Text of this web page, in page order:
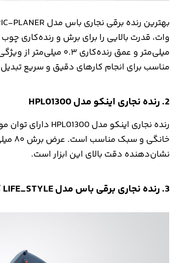
میلی‌متر و عمق
مناسب برای انجام کارهای دقیق و سریع
2. رنده نجاری اینکو مدل HPL01300
نشان‌دهنده دقت بالای این ابزار است.
3. رنده نجاری برقی باس مدل LIFE_STYLE کد 1900B